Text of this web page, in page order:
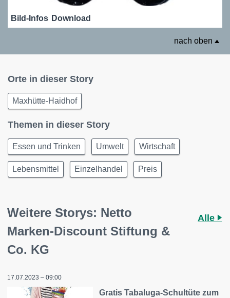
Bild-Infos Download
nach oben
Orte in dieser Story
Maxhütte-Haidhof
Themen in dieser Story
Essen und Trinken Umwelt Wirtschaft
Lebensmittel Einzelhandel Preis
Weitere Storys: Netto
Marken-Discount Stiftung &
Co. KG
Alle
17.07.2023 – 09:00
Gratis Tabaluga-Schultüte zum